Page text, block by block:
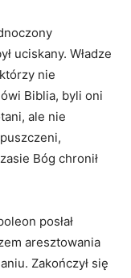
uciskany. Władze
nie
Biblia, byli oni
ale nie
Bóg chronił
posłał
aresztowania
Zakończył się